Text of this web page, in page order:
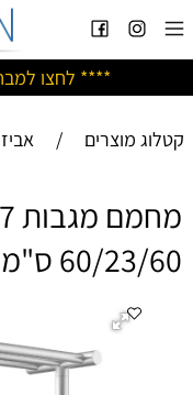
**** לחצו
קטלוג מוצרים /
60/23/60 ס"מ גוון ניקל מוברש מט